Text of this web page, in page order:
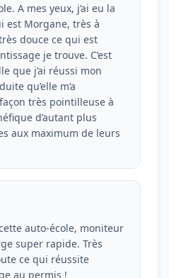
A mes yeux, j’ai eu la
est Morgane, très à
douce ce qui est
je trouve. C’est
que j’ai réussi mon
qu’elle m’a
très pointilleuse à
d’autant plus
aux maximum de leurs
auto-école, moniteur
super rapide. Très
ce qui réussite
au permis !